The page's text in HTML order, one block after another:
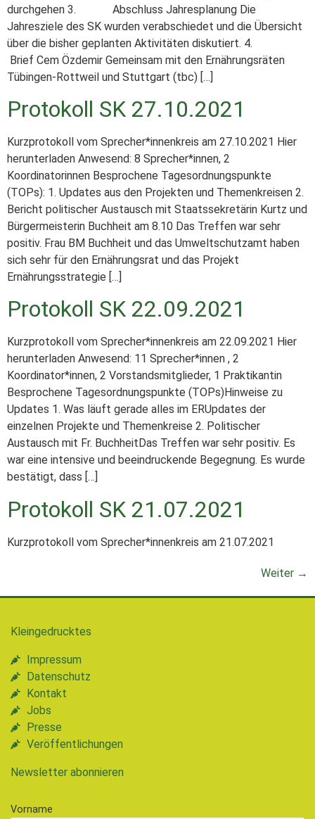
durchgehen 3. Abschluss Jahresplanung Die
Jahresziele des SK wurden verabschiedet und die Übersicht
über die bisher geplanten Aktivitäten diskutiert. 4.
Brief Cem Özdemir Gemeinsam mit den Ernährungsräten
Tübingen-Rottweil und Stuttgart (tbc) […]
Protokoll SK 27.10.2021
Kurzprotokoll vom Sprecher*innenkreis am 27.10.2021 Hier
herunterladen Anwesend: 8 Sprecher*innen, 2
Koordinatorinnen Besprochene Tagesordnungspunkte
(TOPs): 1. Updates aus den Projekten und Themenkreisen 2.
Bericht politischer Austausch mit Staatssekretärin Kurtz und
Bürgermeisterin Buchheit am 8.10 Das Treffen war sehr
positiv. Frau BM Buchheit und das Umweltschutzamt haben
sich sehr für den Ernährungsrat und das Projekt
Ernährungsstrategie […]
Protokoll SK 22.09.2021
Kurzprotokoll vom Sprecher*innenkreis am 22.09.2021 Hier
herunterladen Anwesend: 11 Sprecher*innen , 2
Koordinator*innen, 2 Vorstandsmitglieder, 1 Praktikantin
Besprochene Tagesordnungspunkte (TOPs)Hinweise zu
Updates 1. Was läuft gerade alles im ERUpdates der
einzelnen Projekte und Themenkreise 2. Politischer
Austausch mit Fr. BuchheitDas Treffen war sehr positiv. Es
war eine intensive und beeindruckende Begegnung. Es wurde
bestätigt, dass […]
Protokoll SK 21.07.2021
Kurzprotokoll vom Sprecher*innenkreis am 21.07.2021
Weiter →
Kleingedrucktes
Impressum
Datenschutz
Kontakt
Jobs
Presse
Veröffentlichungen
Newsletter abonnieren
Vorname